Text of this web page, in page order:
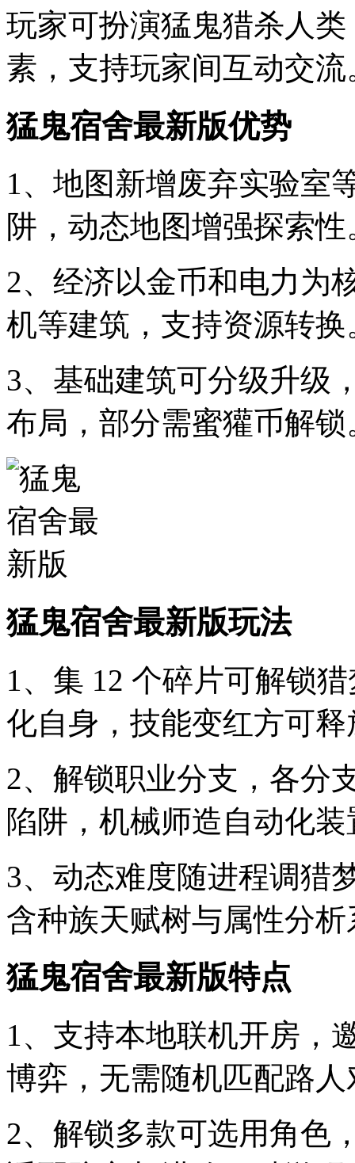
玩家可扮演猛鬼猎杀人
素，支持玩家间互动交流
猛鬼宿舍最新版优势
1、地图新增废弃实验室
阱，动态地图增强探索性
2、经济以金币和电力为
机等建筑，支持资源转换
3、基础建筑可分级升级
布局，部分需蜜獾币解锁
猛鬼宿舍最新版玩法
1、集 12 个碎片可解锁
化自身，技能变红方可释
2、解锁职业分支，各分
陷阱，机械师造自动化装
3、动态难度随进程调猎
含种族天赋树与属性分析
猛鬼宿舍最新版特点
1、支持本地联机开房，
博弈，无需随机匹配路人
2、解锁多款可选用角色